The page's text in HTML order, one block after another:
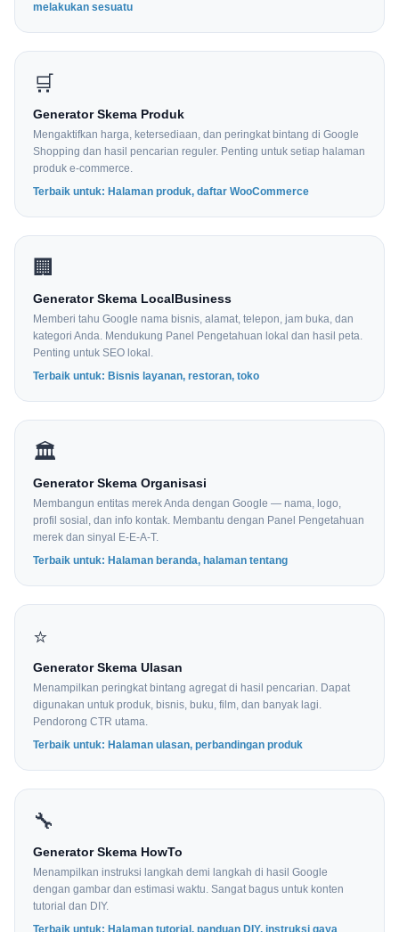
melakukan sesuatu
🛒
Generator Skema Produk
Mengaktifkan harga, ketersediaan, dan peringkat bintang di Google
Shopping dan hasil pencarian reguler. Penting untuk setiap halaman
produk e-commerce.
Terbaik untuk: Halaman produk, daftar WooCommerce
🏢
Generator Skema LocalBusiness
Memberi tahu Google nama bisnis, alamat, telepon, jam buka, dan
kategori Anda. Mendukung Panel Pengetahuan lokal dan hasil peta.
Penting untuk SEO lokal.
Terbaik untuk: Bisnis layanan, restoran, toko
🏛
Generator Skema Organisasi
Membangun entitas merek Anda dengan Google — nama, logo,
profil sosial, dan info kontak. Membantu dengan Panel Pengetahuan
merek dan sinyal E-E-A-T.
Terbaik untuk: Halaman beranda, halaman tentang
⭐
Generator Skema Ulasan
Menampilkan peringkat bintang agregat di hasil pencarian. Dapat
digunakan untuk produk, bisnis, buku, film, dan banyak lagi.
Pendorong CTR utama.
Terbaik untuk: Halaman ulasan, perbandingan produk
🔧
Generator Skema HowTo
Menampilkan instruksi langkah demi langkah di hasil Google
dengan gambar dan estimasi waktu. Sangat bagus untuk konten
tutorial dan DIY.
Terbaik untuk: Halaman tutorial, panduan DIY, instruksi gaya